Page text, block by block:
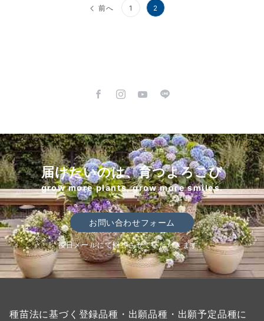
り
前へ 1 2
届けたいのは、育つよろこび
grow more plants, grow more smiles.
お問い合わせフォーム
後日メールにて回答させていただきます。
種苗法に基づく登録品種・出願品種・出願予定品種に